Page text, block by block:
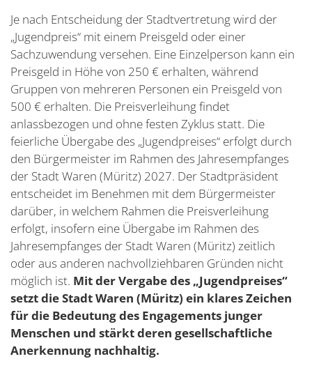
Je nach Entscheidung der Stadtvertretung wird der
„Jugendpreis“ mit einem Preisgeld oder einer
Sachzuwendung versehen. Eine Einzelperson kann ein
Preisgeld in Höhe von 250 € erhalten, während
Gruppen von mehreren Personen ein Preisgeld von
500 € erhalten. Die Preisverleihung findet
anlassbezogen und ohne festen Zyklus statt. Die
feierliche Übergabe des „Jugendpreises“ erfolgt durch
den Bürgermeister im Rahmen des Jahresempfanges
der Stadt Waren (Müritz) 2027. Der Stadtpräsident
entscheidet im Benehmen mit dem Bürgermeister
darüber, in welchem Rahmen die Preisverleihung
erfolgt, insofern eine Übergabe im Rahmen des
Jahresempfanges der Stadt Waren (Müritz) zeitlich
oder aus anderen nachvollziehbaren Gründen nicht
möglich ist. Mit der Vergabe des „Jugendpreises“
setzt die Stadt Waren (Müritz) ein klares Zeichen
für die Bedeutung des Engagements junger
Menschen und stärkt deren gesellschaftliche
Anerkennung nachhaltig.